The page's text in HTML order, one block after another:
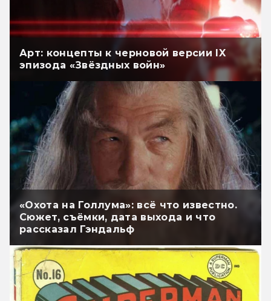
Арт: концепты к черновой версии IX
эпизода «Звёздных войн»
«Охота на Голлума»: всё что известно.
Сюжет, съёмки, дата выхода и что
рассказал Гэндальф